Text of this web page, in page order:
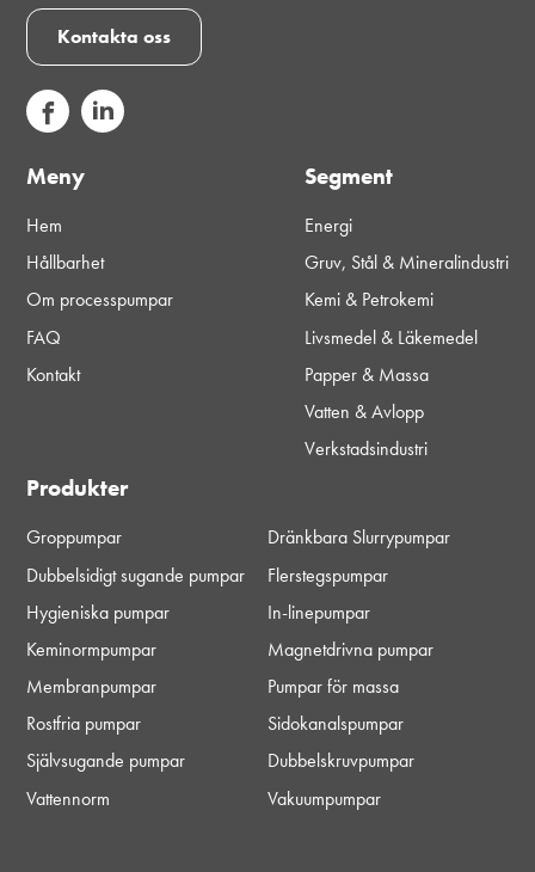
Kontakta oss
Meny
Hem
Hållbarhet
Om processpumpar
FAQ
Kontakt
Segment
Energi
Gruv, Stål & Mineralindustri
Kemi & Petrokemi
Livsmedel & Läkemedel
Papper & Massa
Vatten & Avlopp
Verkstadsindustri
Produkter
Groppumpar
Dränkbara Slurrypumpar
Dubbelsidigt sugande pumpar
Flerstegspumpar
Hygieniska pumpar
In-linepumpar
Keminormpumpar
Magnetdrivna pumpar
Membranpumpar
Pumpar för massa
Rostfria pumpar
Sidokanalspumpar
Självsugande pumpar
Dubbelskruvpumpar
Vattennorm
Vakuumpumpar